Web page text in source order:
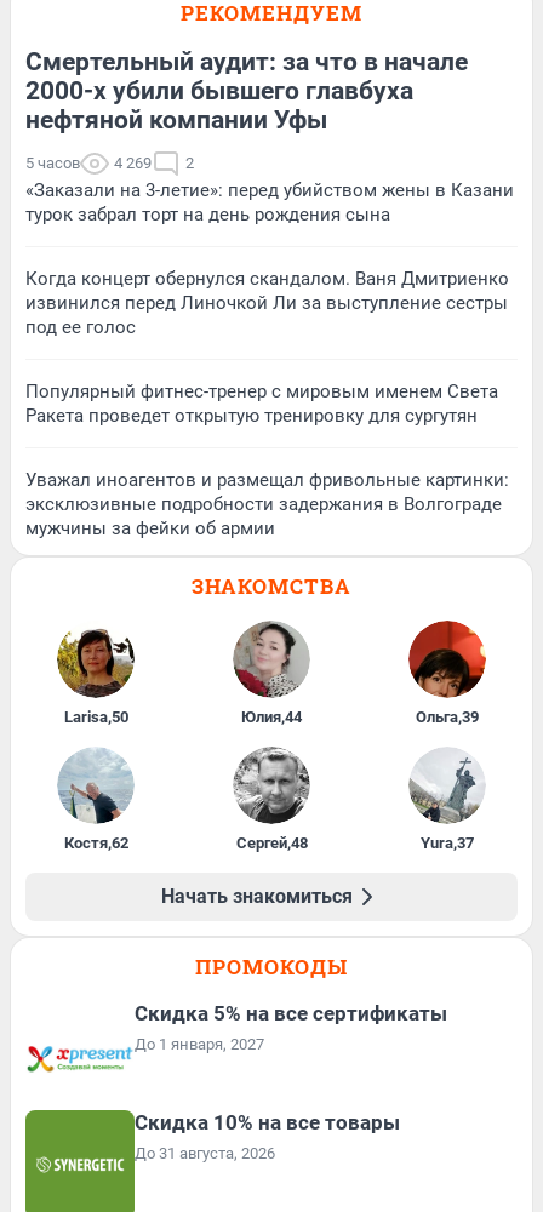
РЕКОМЕНДУЕМ
Смертельный аудит: за что в начале
2000-х убили бывшего главбуха
нефтяной компании Уфы
5 часов 4 269 2
«Заказали на 3-летие»: перед убийством жены в Казани
турок забрал торт на день рождения сына
Когда концерт обернулся скандалом. Ваня Дмитриенко
извинился перед Линочкой Ли за выступление сестры
под ее голос
Популярный фитнес-тренер с мировым именем Света
Ракета проведет открытую тренировку для сургутян
Уважал иноагентов и размещал фривольные картинки:
эксклюзивные подробности задержания в Волгограде
мужчины за фейки об армии
ЗНАКОМСТВА
Larisa,50 Юлия,44 Ольга,39
Костя,62 Сергей,48 Yura,37
Начать знакомиться
ПРОМОКОДЫ
Скидка 5% на все сертификаты
До 1 января, 2027
Скидка 10% на все товары
До 31 августа, 2026